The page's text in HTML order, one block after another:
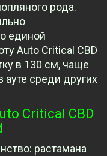
рода.
единой
Auto Critical CBD
в 130 см, чаще
ауте среди других
Critical CBD
растамана